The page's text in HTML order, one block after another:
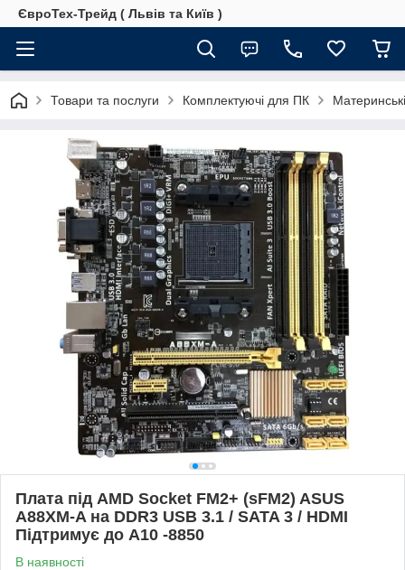
ЄвроТех-Трейд ( Львів та Київ )
Товари та послуги Комплектуючі для ПК
Плата під AMD Socket FM2+ (sFM2) ASUS
A88XM-A на DDR3 USB 3.1 / SATA 3 / HDMI
Підтримує до A10 -8850
В наявності